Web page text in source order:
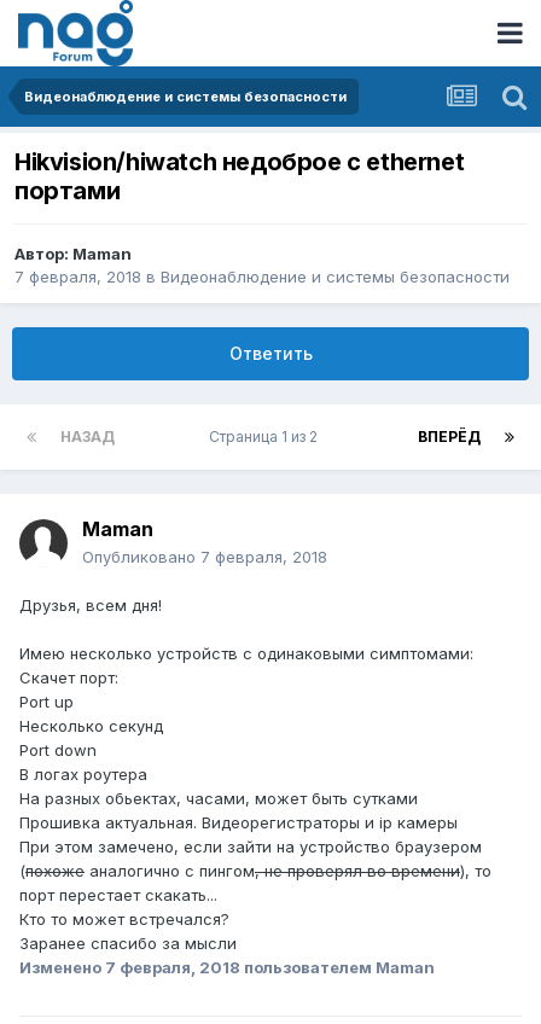
Видеонаблюдение и системы безопасности
Hikvision/hiwatch недоброе с ethernet
портами
Автор: Maman
7 февраля, 2018 в Видеонаблюдение и системы безопасности
Ответить
НАЗАД ВПЕРЁД
Страница 1 из 2
Maman
Опубликовано 7 февраля, 2018
Друзья, всем дня!
Имею несколько устройств с одинаковыми симптомами:
Скачет порт:
Port up
Несколько секунд
Port down
В логах роутера
На разных обьектах, часами, может быть сутками
Прошивка актуальная. Видеорегистраторы и ip камеры
При этом замечено, если зайти на устройство браузером
(похоже аналогично с пингом, не проверял во времени), то
порт перестает скакать...
Кто то может встречался?
Заранее спасибо за мысли
Изменено 7 февраля, 2018 пользователем Maman